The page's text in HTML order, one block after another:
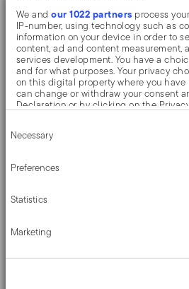
We andour 1022 partners process
IP-number, using technology such as
information on your device in order to
content, ad and content measurement,
services development. You have a
and for what purposes. Your privacy
on this digital property where you have
can change or withdraw your consent
Declaration or by clicking on the
Collect information about your
Identify your device by actively
characteristics (fingerprinting)
Find out more about how your
your preferences in the
We use cookies to personalise
media features and to analyse our
information about your use of our site
advertising and analytics partners
Selection
Necessary
Preferences
Statistics
Marketing
specchio.
Sambonet Baguette ha viaggiato
come modello ufficiale - a bordo
prestigiosa Wagon Lits e ancora
raffinatezza della Belle Epoque.
una lega rame-zinco-nichel, con
tramite elettrolisi (EPNS), che
e dettagli.
Dettagli